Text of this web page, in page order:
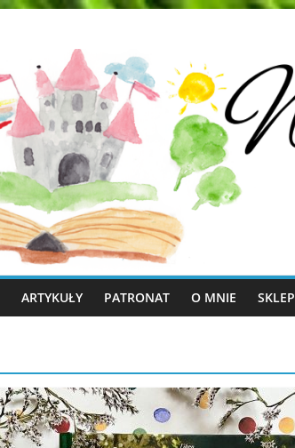
ARTYKUŁY PATRONAT O MNIE SKLEP